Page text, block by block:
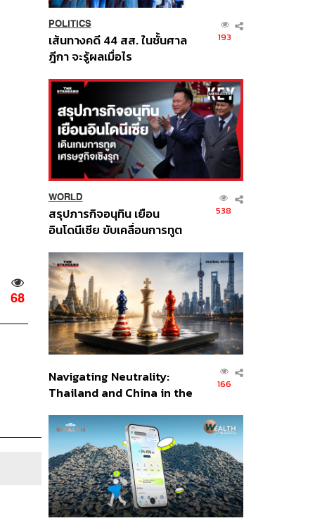
68
POLITICS
เส้นทางคดี 44 สส. ในชั้นศาล
ฎีกา จะรู้ผลเมื่อไร
193
WORLD
สรุปภารกิจอนุทิน เยือน
อินโดนีเซีย ขับเคลื่อนการทูต
ส่วนยุทธศาสตร์ไทย –
อินโดนีเซีย
538
Navigating Neutrality:
Thailand and China in the
Order
166